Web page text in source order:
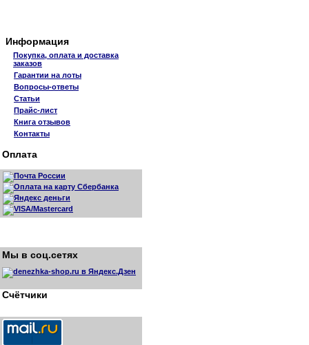
Информация
Покупка, оплата и доставка
заказов
Гарантии на лоты
Вопросы-ответы
Статьи
Прайс-лист
Книга отзывов
Контакты
Оплата
Мы в соц.сетях
Счётчики